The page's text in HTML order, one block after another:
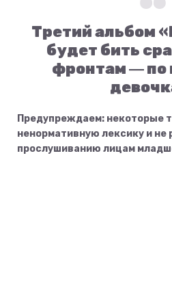
Третий альбом
будет бить
фронтам ― по
Предупреждаем: некоторые
ненормативную лексику и не
прослушиванию лицам